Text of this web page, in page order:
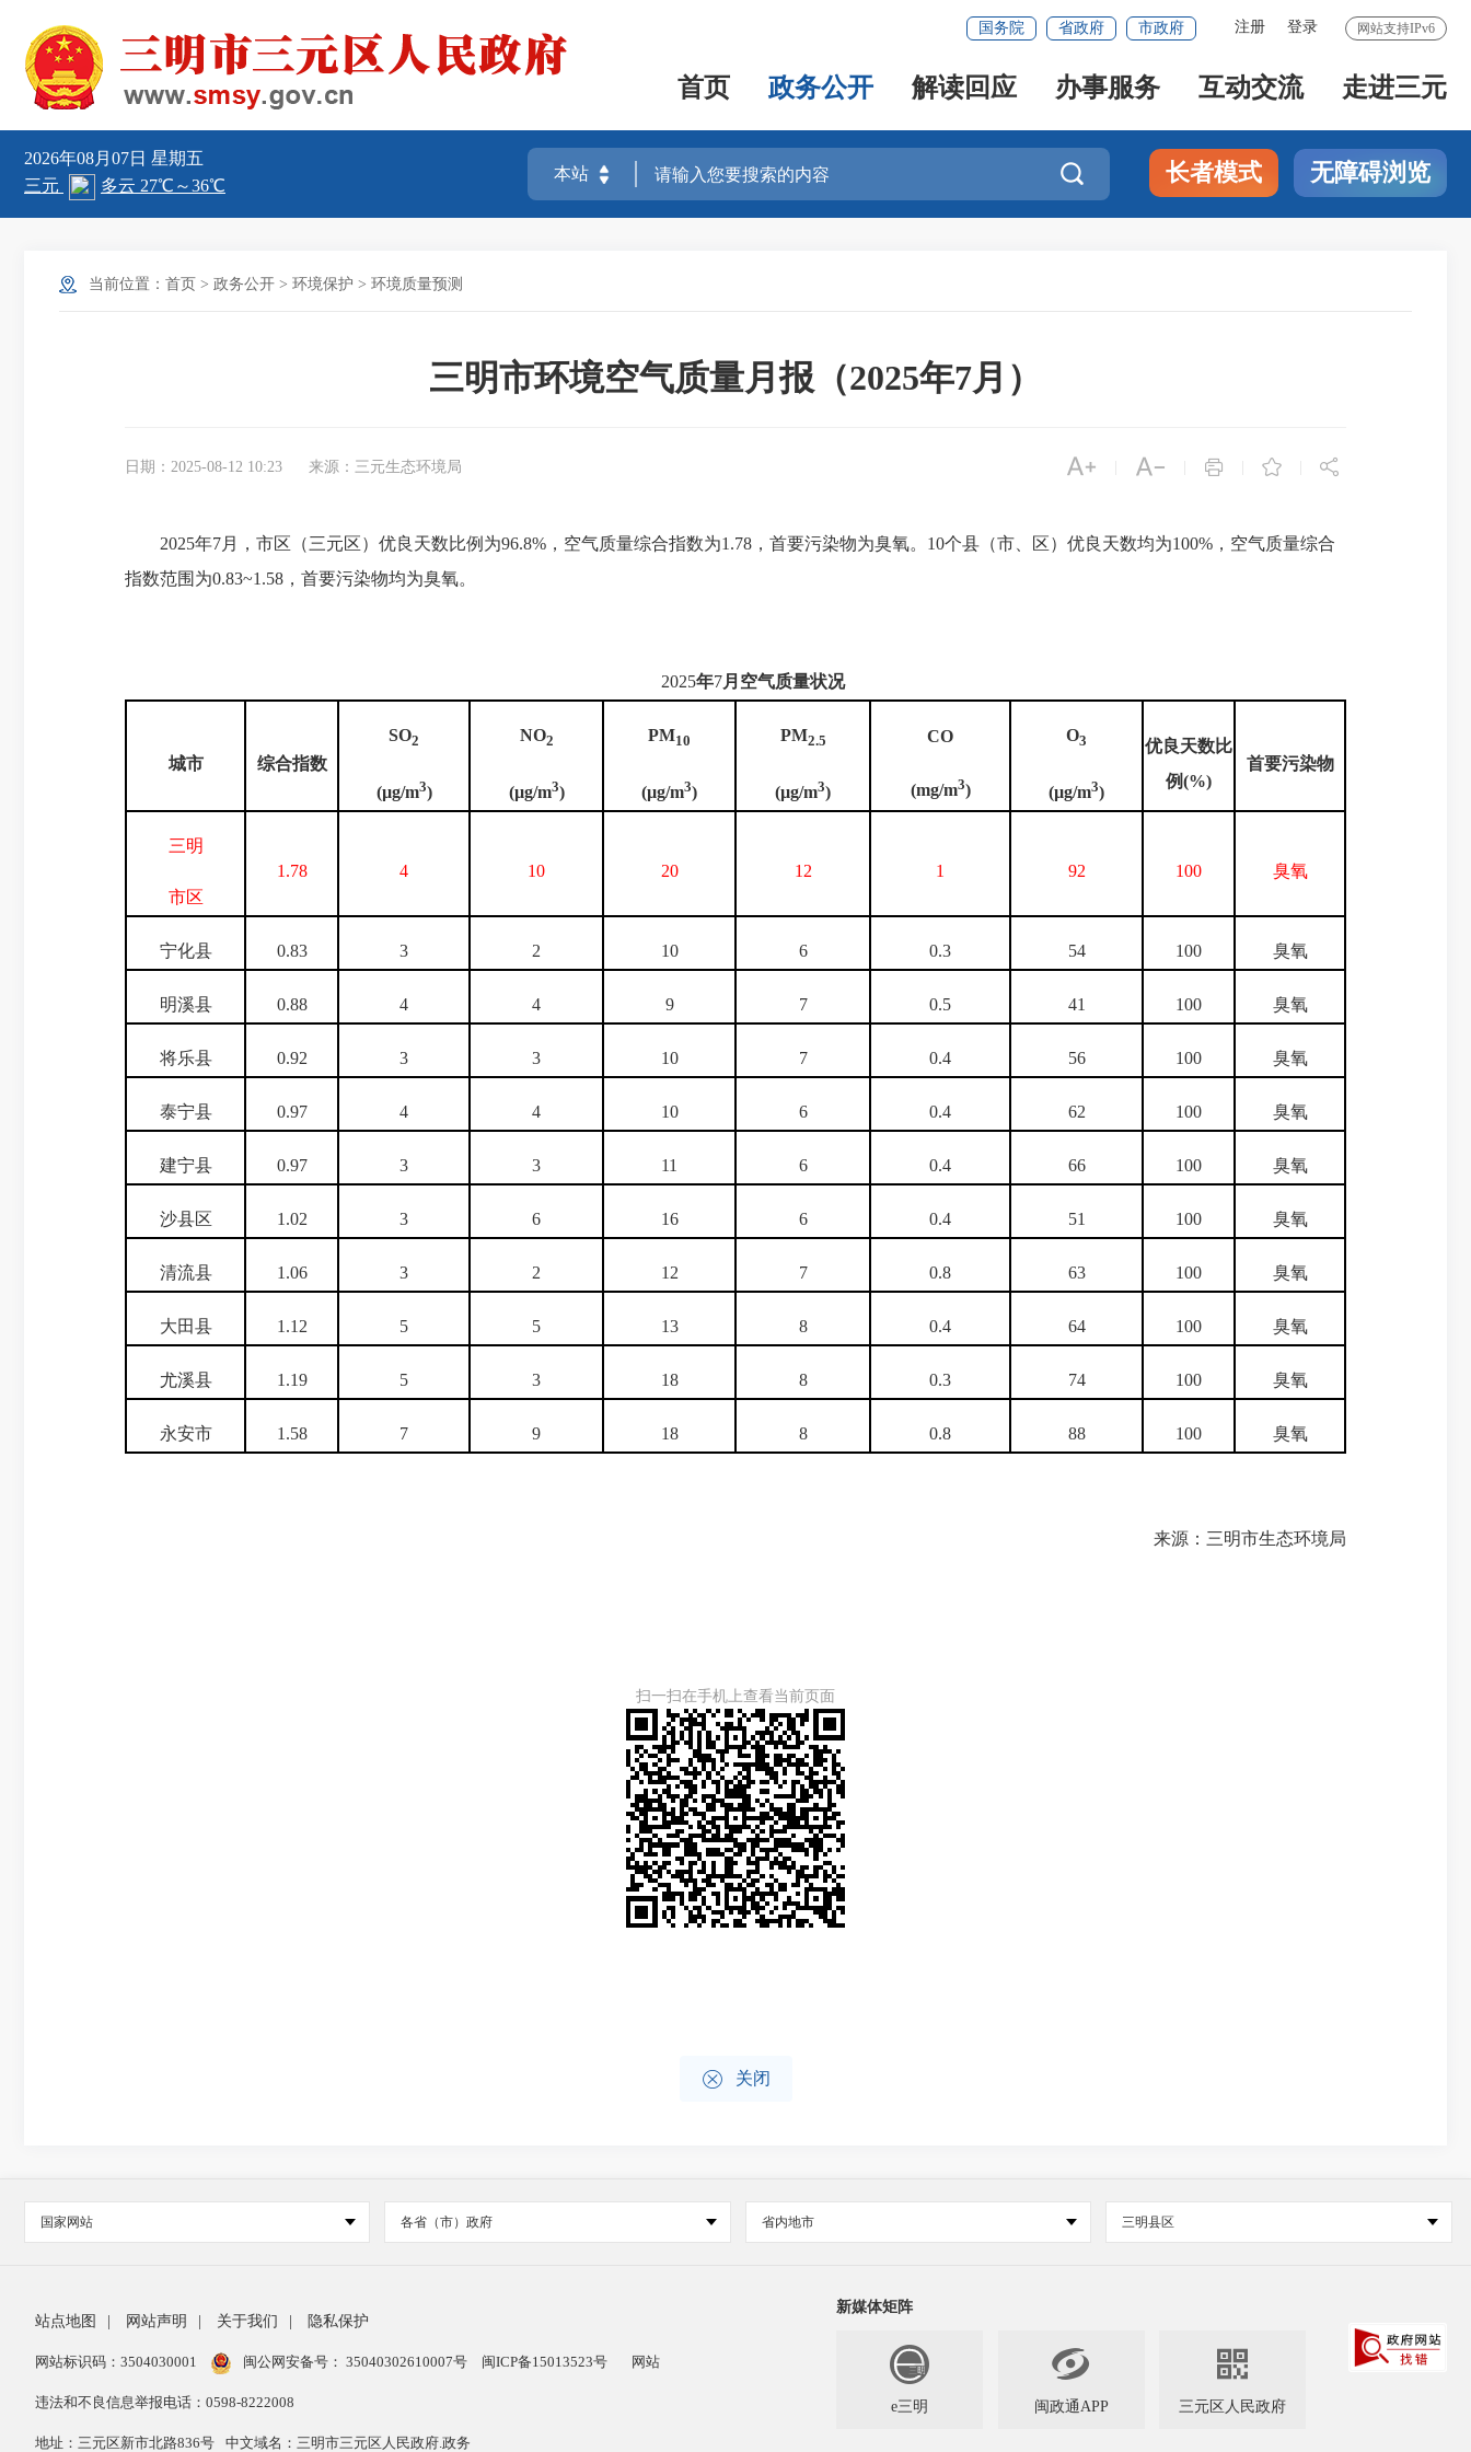
网站支持IPv6
注册 登录
国务院 省政府 市政府
首页 政务公开 解读回应 办事服务 互动交流 走进三元
2026年08月07日 星期五
 长者模式 无障碍浏览
当前位置： 首页 > 政务公开 > 环境保护 > 环境质量预测
三明市环境空气质量月报（2025年7月）
日期：2025-08-12 10:23 来源：三元生态环境局     
2025年7月，市区（三元区）优良天数比例为96.8%，空气质量综合指数为1.78，首要污染物为臭氧。10个县（市、区）优良天数均为100%，空气质量综合
指数范围为0.83~1.58，首要污染物均为臭氧。
2025年7月空气质量状况
城市 综合指数
SO2
(µg/m3)
NO2
(µg/m3)
PM10
(µg/m3)
PM2.5
(µg/m3)
CO
(mg/m3)
O3
(µg/m3)
优良天数比
例(%)
首要污染物
三明
市区
1.78 4 10 20 12 1 92 100 臭氧
宁化县 0.83 3 2 10 6 0.3 54 100 臭氧
明溪县 0.88 4 4 9 7 0.5 41 100 臭氧
将乐县 0.92 3 3 10 7 0.4 56 100 臭氧
泰宁县 0.97 4 4 10 6 0.4 62 100 臭氧
建宁县 0.97 3 3 11 6 0.4 66 100 臭氧
沙县区 1.02 3 6 16 6 0.4 51 100 臭氧
清流县 1.06 3 2 12 7 0.8 63 100 臭氧
大田县 1.12 5 5 13 8 0.4 64 100 臭氧
尤溪县 1.19 5 3 18 8 0.3 74 100 臭氧
永安市 1.58 7 9 18 8 0.8 88 100 臭氧
来源：三明市生态环境局
扫一扫在手机上查看当前页面
 关闭
国家网站 各省（市）政府 省内地市 三明县区
站点地图 网站声明 关于我们 隐私保护
网站标识码：3504030001 闽公网安备号： 35040302610007号 闽ICP备15013523号 网站
违法和不良信息举报电话：0598-8222008
地址：三元区新市北路836号 中文域名：三明市三元区人民政府.政务
新媒体矩阵
e三明

闽政通APP

三元区人民政府